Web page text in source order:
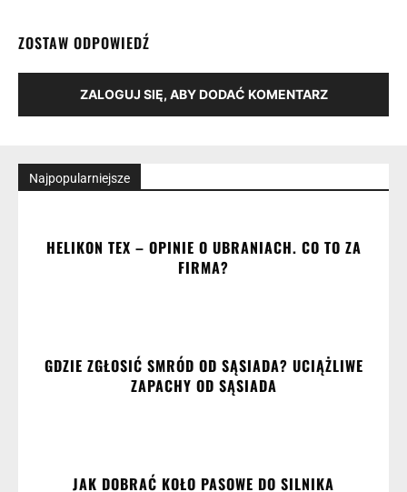
ZOSTAW ODPOWIEDŹ
ZALOGUJ SIĘ, ABY DODAĆ KOMENTARZ
Najpopularniejsze
HELIKON TEX – OPINIE O UBRANIACH. CO TO ZA
FIRMA?
GDZIE ZGŁOSIĆ SMRÓD OD SĄSIADA? UCIĄŻLIWE
ZAPACHY OD SĄSIADA
JAK DOBRAĆ KOŁO PASOWE DO SILNIKA